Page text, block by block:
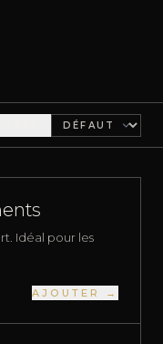
Idéal pour les
AJOUTER →